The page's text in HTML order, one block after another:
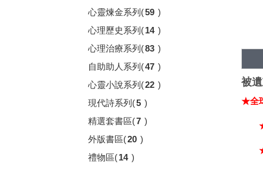
心靈煉金系列 (59 )
心理歷史系列 (14 )
心理治療系列 (83 )
自助助人系列 (47 )
心靈小說系列 (22 )
現代詩系列 (5 )
精選套書區(7 )
外版書區(20 )
禮物區(14 )
被
★全
★收
★榮